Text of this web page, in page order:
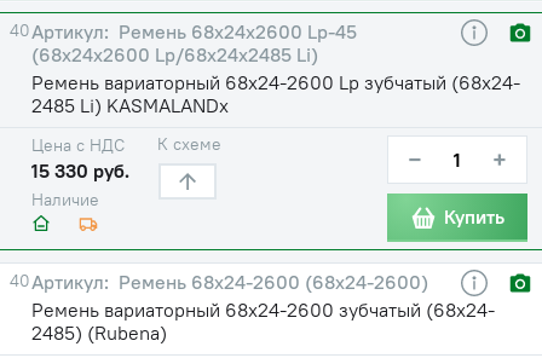
40
Ремень 68х24х2600 Lp-45
(68х24х2600 Lp/68х24х2485 Li)
Ремень вариаторный 68х24-2600 Lp зубчатый (68х24-
2485 Li) KASMALANDх
Наличие
Цена с НДС
15 330 руб.
К схеме − +
Купить
40
Ремень 68х24-2600 (68х24-2600)
Ремень вариаторный 68х24-2600 зубчатый (68х24-
2485) (Rubena)